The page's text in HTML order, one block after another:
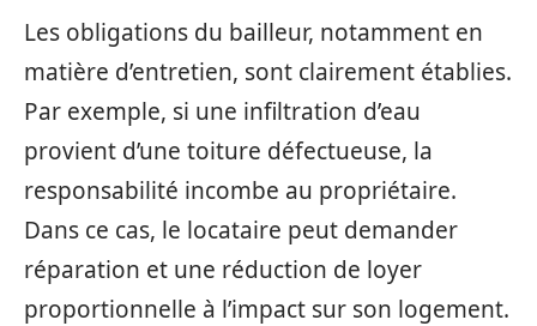
Les obligations du bailleur, notamment en
matière d’entretien, sont clairement établies.
Par exemple, si une infiltration d’eau
provient d’une toiture défectueuse, la
responsabilité incombe au propriétaire.
Dans ce cas, le locataire peut demander
réparation et une réduction de loyer
proportionnelle à l’impact sur son logement.